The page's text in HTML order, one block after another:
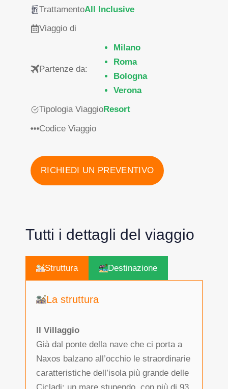
TrattamentoAll Inclusive
Viaggio di
Partenze da:
Milano
Roma
Bologna
Verona
Tipologia ViaggioResort
Codice Viaggio
RICHIEDI UN PREVENTIVO
Tutti i dettagli del viaggio
Struttura Destinazione
La struttura
Il Villaggio
Già dal ponte della nave che ci porta a
Naxos balzano all’occhio le straordinarie
caratteristiche dell’isola più grande delle